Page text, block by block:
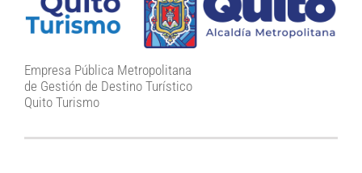
Empresa Pública Metropolitana
de Gestión de Destino Turístico
Quito Turismo